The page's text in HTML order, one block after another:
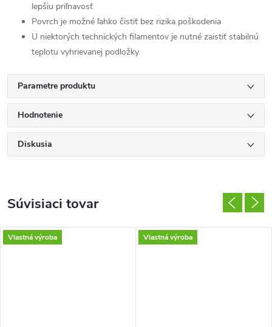
lepšiu priľnavosť
Povrch je možné ľahko čistiť bez rizika poškodenia
U niektorých technických filamentov je nutné zaistiť stabilnú
teplotu vyhrievanej podložky
Parametre produktu
Hodnotenie
Diskusia
Súvisiaci tovar
Vlastná výroba Vlastná výroba